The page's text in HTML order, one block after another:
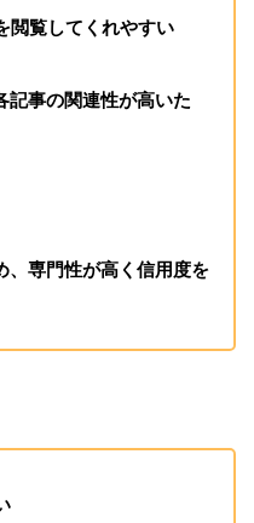
閲覧してくれやすい
事の関連性が高いた
専門性が高く信用度を